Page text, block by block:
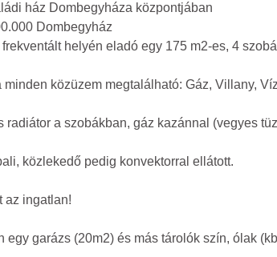
ház Dombegyháza központjában
Dombegyház
helyén eladó egy 175 m2-es, 4
minden közüzem megtalálható: Gáz, Villany,
radiátor a szobákban, gáz kazánnal (vegyes
közlekedő pedig konvektorral ellátott.
az ingatlan!
egy garázs (20m2) és más tárolók szín, ólak